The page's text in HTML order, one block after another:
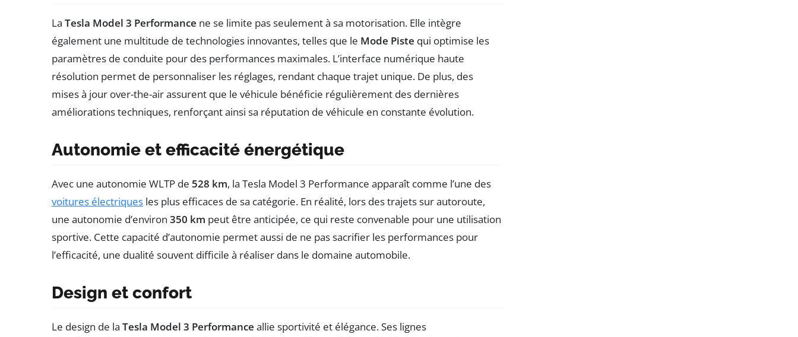
La Tesla Model 3 Performance ne se limite pas seulement à sa motorisation. Elle intègre
également une multitude de technologies innovantes, telles que le Mode Piste qui optimise les
paramètres de conduite pour des performances maximales. L’interface numérique haute
résolution permet de personnaliser les réglages, rendant chaque trajet unique. De plus, des
mises à jour over-the-air assurent que le véhicule bénéficie régulièrement des dernières
améliorations techniques, renforçant ainsi sa réputation de véhicule en constante évolution.
Autonomie et efficacité énergétique
Avec une autonomie WLTP de 528 km, la Tesla Model 3 Performance apparaît comme l’une des
voitures électriques les plus efficaces de sa catégorie. En réalité, lors des trajets sur autoroute,
une autonomie d’environ 350 km peut être anticipée, ce qui reste convenable pour une utilisation
sportive. Cette capacité d’autonomie permet aussi de ne pas sacrifier les performances pour
l’efficacité, une dualité souvent difficile à réaliser dans le domaine automobile.
Design et confort
Le design de la Tesla Model 3 Performance allie sportivité et élégance. Ses lignes